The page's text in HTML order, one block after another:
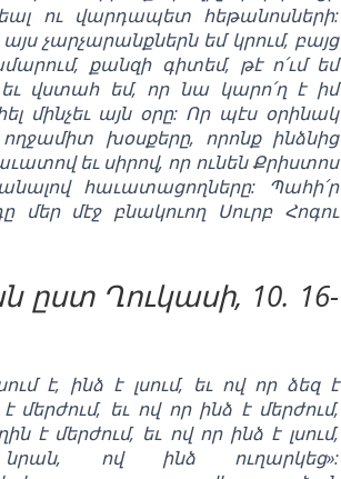
ու վարդապետ հեթանոսների:
չարչարանքներն եմ կրում, բայց
քանզի գիտեմ, թէ ո՛ւմ եմ
վստահ եմ, որ նա կարո՛ղ է իմ
մինչեւ այն օրը: Որ պէս օրինակ
ողջամիտ խօսքերը, որոնք ինձնից
եւ սիրով, որ ունեն Քրիստոս
հաւատացողները: Պահի՛ր
մեր մէջ բնակուող Սուրբ Հոգու
ըստ Ղուկասի, 10. 16-
է, ինձ է լսում, եւ ով որ ձեզ է
մերժում, եւ ով որ ինձ է մերժում,
է մերժում, եւ ով որ ինձ է լսում,
ով ինձ ուղարկեց»: